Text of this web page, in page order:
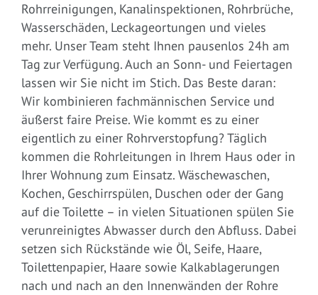
Rohrreinigungen, Kanalinspektionen, Rohrbrüche,
Wasserschäden, Leckageortungen und vieles
mehr. Unser Team steht Ihnen pausenlos 24h am
Tag zur Verfügung. Auch an Sonn- und Feiertagen
lassen wir Sie nicht im Stich. Das Beste daran:
Wir kombinieren fachmännischen Service und
äußerst faire Preise. Wie kommt es zu einer
eigentlich zu einer Rohrverstopfung? Täglich
kommen die Rohrleitungen in Ihrem Haus oder in
Ihrer Wohnung zum Einsatz. Wäschewaschen,
Kochen, Geschirrspülen, Duschen oder der Gang
auf die Toilette – in vielen Situationen spülen Sie
verunreinigtes Abwasser durch den Abfluss. Dabei
setzen sich Rückstände wie Öl, Seife, Haare,
Toilettenpapier, Haare sowie Kalkablagerungen
nach und nach an den Innenwänden der Rohre